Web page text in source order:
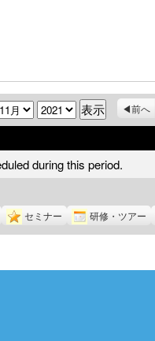
月 年 前へ
during this period.
セミナー 研修・ツアー